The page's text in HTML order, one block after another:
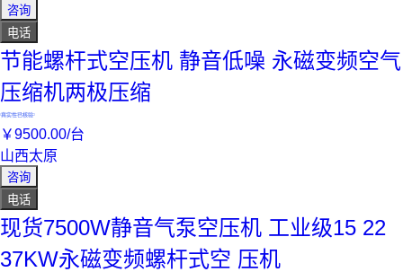
咨询
电话
节能螺杆式空压机 静音低噪 永磁变频空气
压缩机两极压缩
真实性已核验
￥9500.00/台
山西太原
咨询
电话
现货7500W静音气泵空压机 工业级15 22
37KW永磁变频螺杆式空 压机